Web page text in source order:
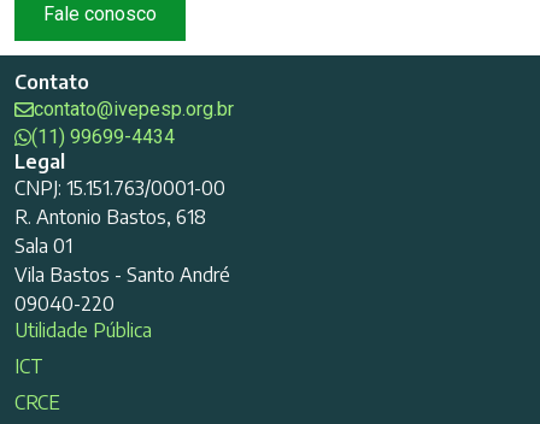
Fale conosco
Contato
contato@ivepesp.org.br
(11) 99699-4434
Legal
CNPJ: 15.151.763/0001-00
R. Antonio Bastos, 618
Sala 01
Vila Bastos - Santo André
09040-220
Utilidade Pública
ICT
CRCE